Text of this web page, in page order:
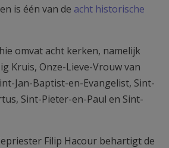
is één van de acht historische
omvat acht kerken, namelijk
Kruis, Onze-Lieve-Vrouw van
Jan-Baptist-en-Evangelist, Sint-
Sint-Pieter-en-Paul en Sint-
Filip Hacour behartigt de